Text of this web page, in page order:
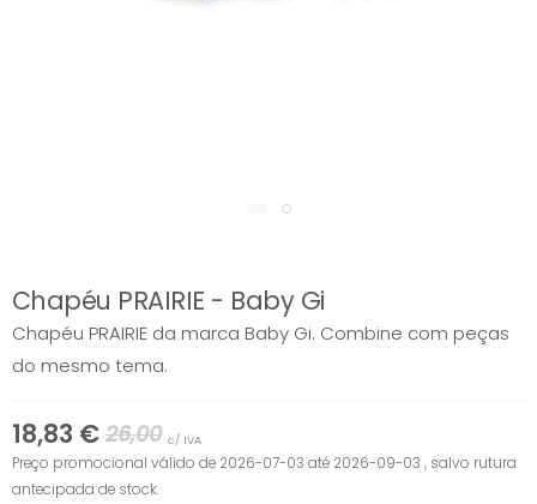
Chapéu PRAIRIE - Baby Gi
Chapéu PRAIRIE da marca Baby Gi. Combine com peças
do mesmo tema.
18,83 € 26,00 c/ IVA
Preço promocional válido de 2026-07-03 até 2026-09-03 , salvo rutura
antecipada de stock.